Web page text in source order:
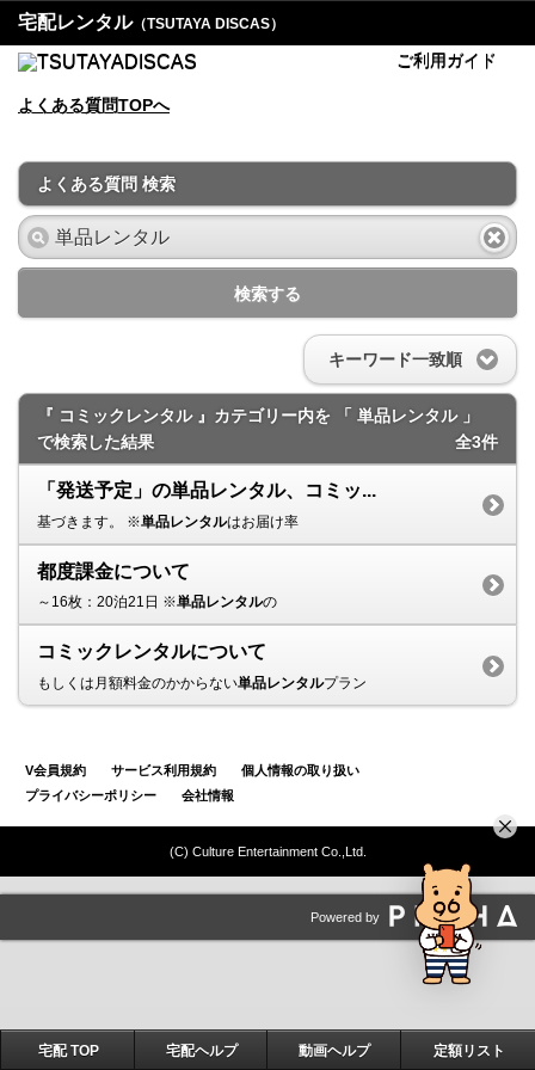
宅配レンタル（TSUTAYA DISCAS）
ご利用ガイド
よくある質問TOPへ
よくある質問 検索
検索する
キーワード一致順
『 コミックレンタル 』カテゴリー内を 「 単品レンタル 」
で検索した結果
全3件
「発送予定」の単品レンタル、コミッ...
基づきます。 ※単品レンタルはお届け率
都度課金について
～16枚：20泊21日 ※単品レンタルの
コミックレンタルについて
もしくは月額料金のかからない単品レンタルプラン
V会員規約 サービス利用規約
個人情報の取り扱い
プライバシーポリシー
会社情報
(C) Culture Entertainment Co.,Ltd.
宅配 TOP 宅配ヘルプ 動画ヘルプ 定額リスト
Powered by